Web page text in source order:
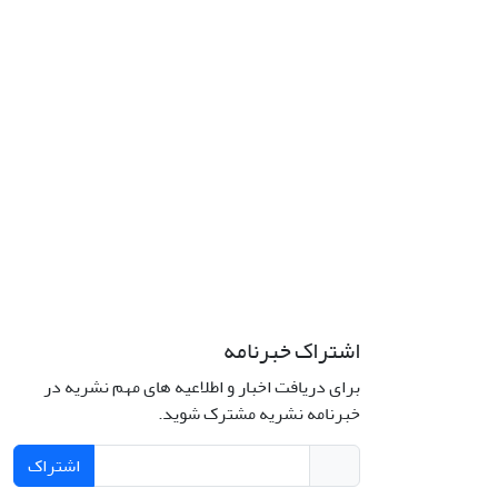
اشتراک خبرنامه
برای دریافت اخبار و اطلاعیه های مهم نشریه در
خبرنامه نشریه مشترک شوید.
اشتراک